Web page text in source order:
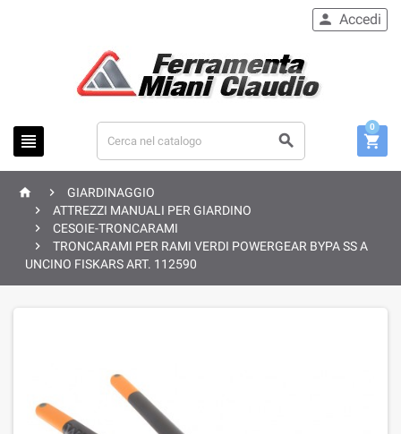
 
 Accedi

0
 
GIARDINAGGIO

ATTREZZI MANUALI PER GIARDINO

CESOIE-TRONCARAMI

TRONCARAMI PER RAMI VERDI POWERGEAR BYPA SS A
UNCINO FISKARS ART. 112590